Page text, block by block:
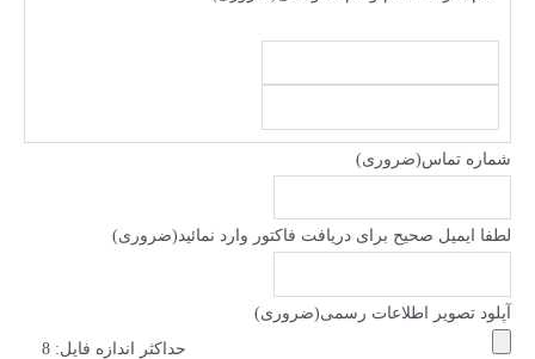
شماره تماس(ضروری)
لطفا ایمیل صحیح برای دریافت فاکتور وارد نمائید(ضروری)
آپلود تصویر اطلاعات رسمی(ضروری)
حداکثر اندازه فایل: 8